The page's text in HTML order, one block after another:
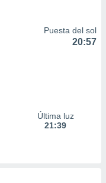
Puesta del sol
20:57
Última luz
21:39